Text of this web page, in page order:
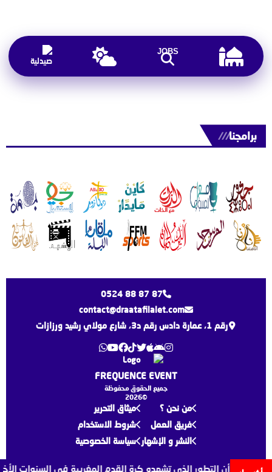
JOBS
برامجنا///
0524 88 87 87
contact@draatafilalet.com
رقم 1، عمارة دادس رقم د3، شارع مولاي رشيد ورزازات
FREQUENCE EVENT
جميع الحقوق محفوظة
©2026
من نحن ؟
فريق العمل
النشر و الإشهار
ميثاق التحرير
شروط الاستخدام
سياسة الخصوصية
لقجع أن التطور الذي تشهده كرة القدم المغربية في السنوات